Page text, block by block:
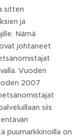
sitten
ja
Nämä
johtaneet
Vuoden
2007
siis
puumarkkinoilla on